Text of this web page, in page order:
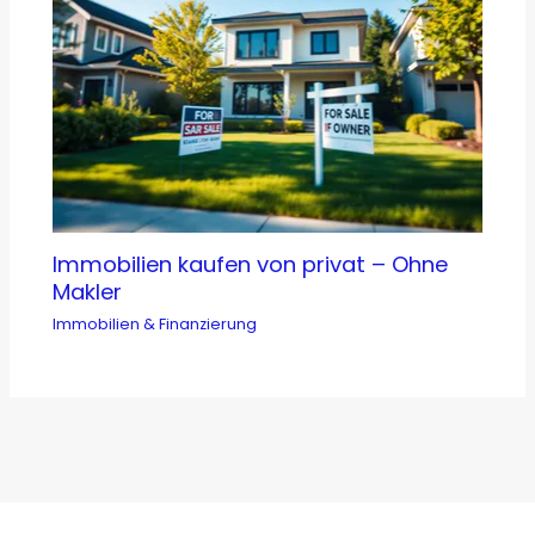
Immobilien kaufen von privat – Ohne
Makler
Immobilien & Finanzierung